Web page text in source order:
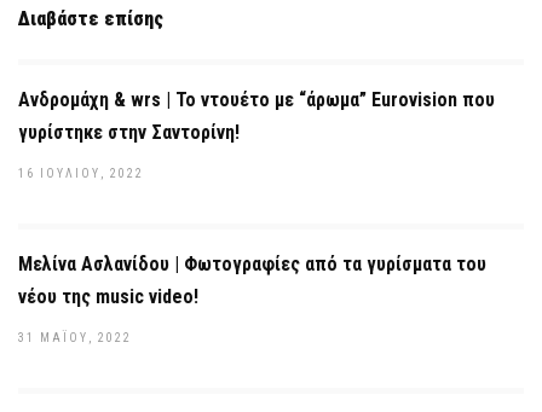
Διαβάστε επίσης
Ανδρομάχη & wrs | Το ντουέτο με “άρωμα” Eurovision που
γυρίστηκε στην Σαντορίνη!
16 ΙΟΥΛΊΟΥ, 2022
Μελίνα Ασλανίδου | Φωτογραφίες από τα γυρίσματα του
νέου της music video!
31 ΜΑΪ́ΟΥ, 2022